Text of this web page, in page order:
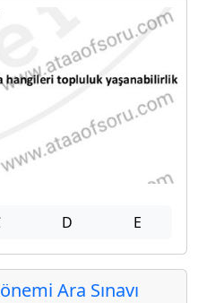
D E
Ara Sınavı